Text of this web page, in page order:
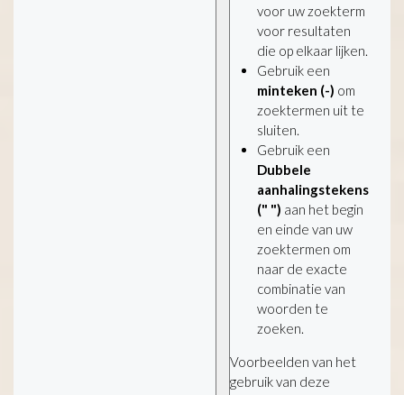
voor uw zoekterm
voor resultaten
die op elkaar lijken.
Gebruik een
minteken (-) om
zoektermen uit te
sluiten.
Gebruik een
Dubbele
aanhalingstekens
(" ") aan het begin
en einde van uw
zoektermen om
naar de exacte
combinatie van
woorden te
zoeken.
Voorbeelden van het
gebruik van deze